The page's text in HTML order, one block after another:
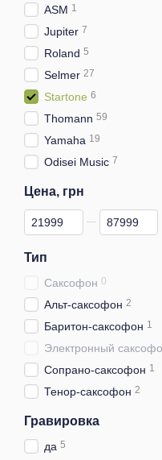
ASM 1
Jupiter 7
Roland 5
Selmer 27
Startone 6
Thomann 59
Yamaha 19
Odisei Music 7
Цена, грн
От Цена, грн
До Цена, грн
Тип
Саксофон 0
Альт-саксофон 2
Баритон-саксофон 1
Электронный
Сопрано-саксофон 1
Тенор-саксофон 2
Гравировка
да 5